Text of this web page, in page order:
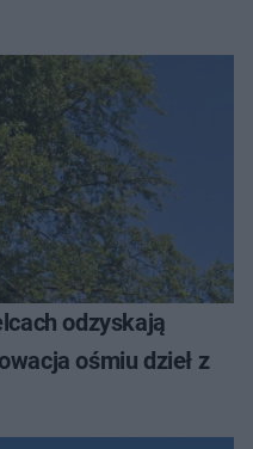
odzyskają
ośmiu dzieł z